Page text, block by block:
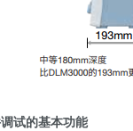
试的基本功能